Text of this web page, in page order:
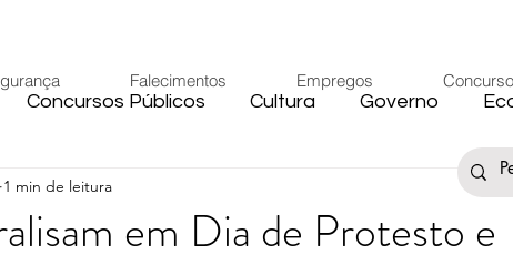
Falecimentos Empregos
Concursos Públicos Cultura Governo
Saúde Fake News
em Dia de Protesto e
1 min de leitura